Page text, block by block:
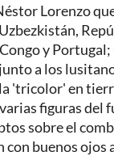
Lorenzo
y Portugal;
a los
'tricolor' en
figuras del
sobre el
con buenos ojos